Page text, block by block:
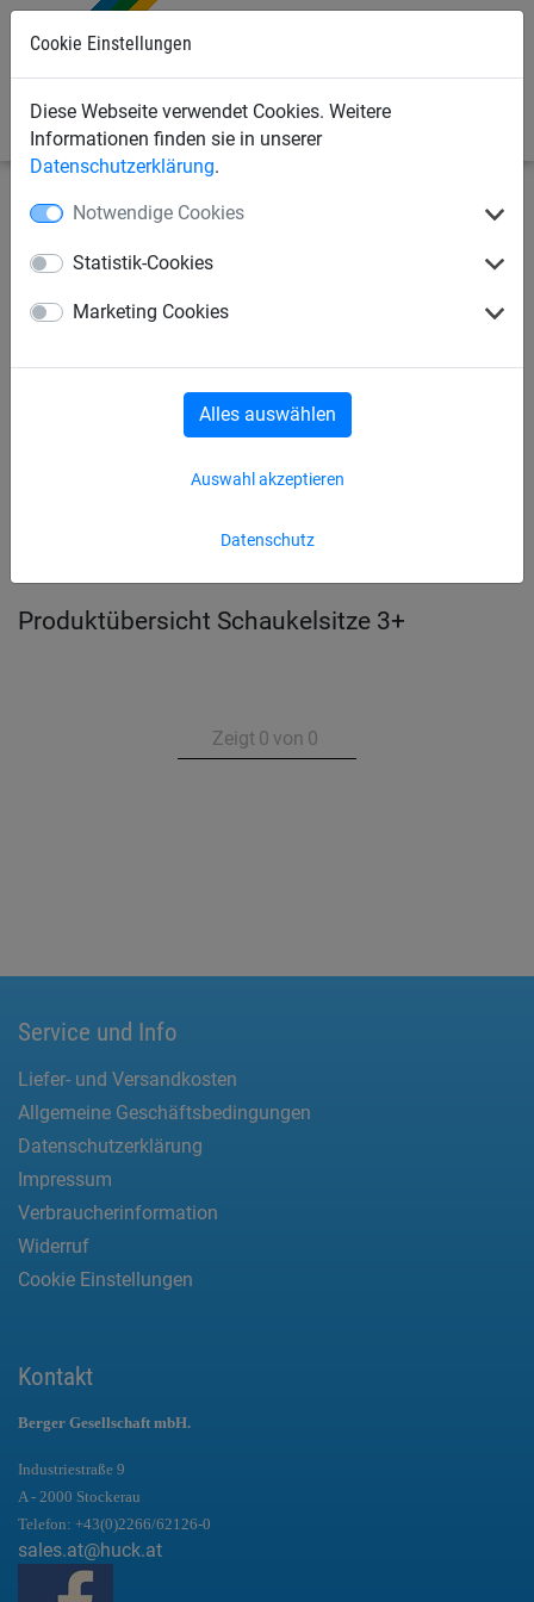
Cookie Einstellungen
Diese Webseite verwendet Cookies. Weitere
Informationen finden sie in unserer
Datenschutzerklärung.
Notwendige Cookies
Statistik-Cookies
Marketing Cookies
Datenschutz
Auswahl akzeptieren
Alles auswählen
Seilspielgeräte Schaukelsitze
Schaukelsitze 3+ Barrierefrei
Schaukelsitze 3+
Produktübersicht Schaukelsitze 3+
Zeigt 0 von 0
Service und Info
Liefer- und Versandkosten
Allgemeine Geschäftsbedingungen
Datenschutzerklärung
Impressum
Verbraucherinformation
Widerruf
Cookie Einstellungen
Kontakt
Berger Gesellschaft mbH.
Industriestraße 9
A - 2000 Stockerau
Telefon: +43(0)2266/62126-0
sales.at@huck.at